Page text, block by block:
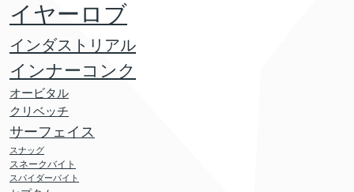
イヤーロブ
インダストリアル
インナーコンク
オービタル
クリベッチ
サーフェイス
スナッグ
スネークバイト
スパイダーバイト